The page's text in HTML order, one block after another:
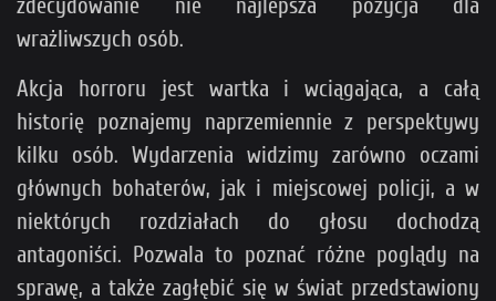
zdecydowanie nie najlepsza pozycja dla
wrażliwszych osób.
Akcja horroru jest wartka i wciągająca, a całą
historię poznajemy naprzemiennie z perspektywy
kilku osób. Wydarzenia widzimy zarówno oczami
głównych bohaterów, jak i miejscowej policji, a w
niektórych rozdziałach do głosu dochodzą
antagoniści. Pozwala to poznać różne poglądy na
sprawę, a także zagłębić się w świat przedstawiony